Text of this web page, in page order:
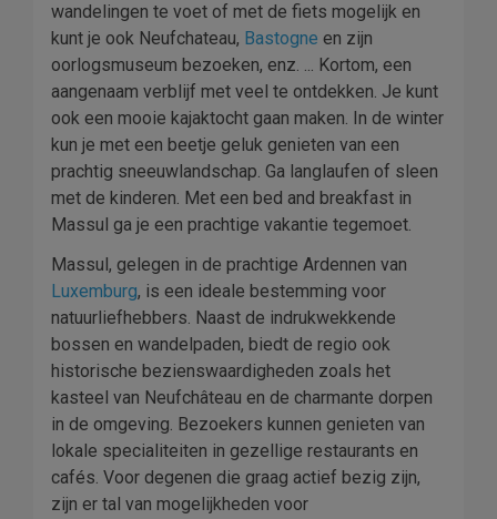
wandelingen te voet of met de fiets mogelijk en
kunt je ook Neufchateau, Bastogne en zijn
oorlogsmuseum bezoeken, enz. ... Kortom, een
aangenaam verblijf met veel te ontdekken. Je kunt
ook een mooie kajaktocht gaan maken. In de winter
kun je met een beetje geluk genieten van een
prachtig sneeuwlandschap. Ga langlaufen of sleen
met de kinderen. Met een bed and breakfast in
Massul ga je een prachtige vakantie tegemoet.
Massul, gelegen in de prachtige Ardennen van
Luxemburg, is een ideale bestemming voor
natuurliefhebbers. Naast de indrukwekkende
bossen en wandelpaden, biedt de regio ook
historische bezienswaardigheden zoals het
kasteel van Neufchâteau en de charmante dorpen
in de omgeving. Bezoekers kunnen genieten van
lokale specialiteiten in gezellige restaurants en
cafés. Voor degenen die graag actief bezig zijn,
zijn er tal van mogelijkheden voor